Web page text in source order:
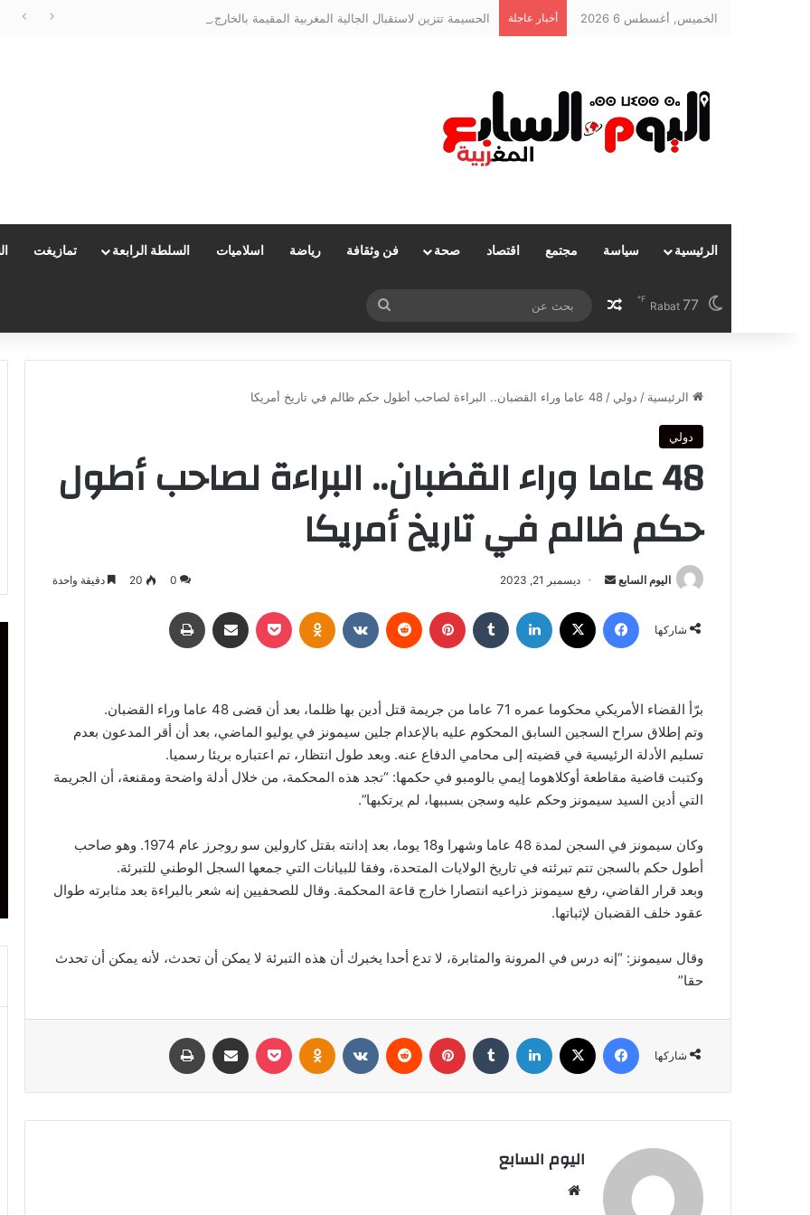
الخميس, أغسطس 6 2026 أخبار عاجلة
الرئيسية سياسة مجتمع اقتصاد صحة فن وثقافة رياضة اسلاميات السلطة الرابعة تمازيغت
Rabat 77
℉ مقال عشوائي
بحث
عن
الرئيسية / دولي / 48 عاما وراء القضبان.. البراءة لصاحب أطول حكم ظالم في تاريخ أمريكا
دولي
48 عاما وراء القضبان.. البراءة لصاحب أطول
حكم ظالم في تاريخ أمريكا
اليوم السابع
أرسل
إلكترونيا
ديسمبر 21, 2023 0
20 دقيقة واحدة
شاركها
فيسبوك لينكدإن بينتيريست Odnoklassniki
‫Pocket مشاركة عبر البريد
برّأ القضاء الأمريكي محكوما عمره 71 عاما من جريمة قتل أدين بها ظلما، بعد أن قضى 48 عاما وراء القضبان.
وتم إطلاق سراح السجين السابق المحكوم عليه بالإعدام جلين سيمونز في يوليو الماضي، بعد أن أقر المدعون بعدم
تسليم الأدلة الرئيسية في قضيته إلى محامي الدفاع عنه. وبعد طول انتظار، تم اعتباره بريئا رسميا.
وكتبت قاضية مقاطعة أوكلاهوما إيمي بالومبو في حكمها: “تجد هذه المحكمة، من خلال أدلة واضحة ومقنعة، أن الجريمة
التي أدين السيد سيمونز وحكم عليه وسجن بسببها، لم يرتكبها”.
وكان سيمونز في السجن لمدة 48 عاما وشهرا و18 يوما، بعد إدانته بقتل كارولين سو روجرز عام 1974. وهو صاحب
أطول حكم بالسجن تتم تبرئته في تاريخ الولايات المتحدة، وفقا للبيانات التي جمعها السجل الوطني للتبرئة.
وبعد قرار القاضي، رفع سيمونز ذراعيه انتصارا خارج قاعة المحكمة. وقال للصحفيين إنه شعر بالبراءة بعد مثابرته طوال
عقود خلف القضبان لإثباتها.
وقال سيمونز: “إنه درس في المرونة والمثابرة، لا تدع أحدا يخبرك أن هذه التبرئة لا يمكن أن تحدث، لأنه يمكن أن تحدث
حقا”
شاركها
فيسبوك لينكدإن بينتيريست Odnoklassniki
‫Pocket مشاركة عبر البريد
اليوم السابع